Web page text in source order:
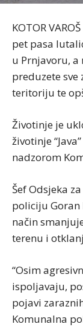
KOTOR
pet pasa
u Prnjavoru,
preduzete
teritoriju te
Životinje je
životinje
nadzorom
Šef Odsjeka
policiju Goran
način
terenu i
“Osim
ispoljavaju,
pojavi
Komunalna